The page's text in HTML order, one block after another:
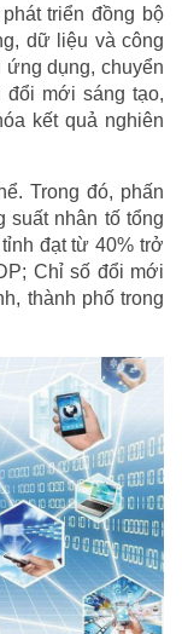
triển đồng bộ
dữ liệu và công
dụng, chuyển
đổi mới sáng tạo,
kết quả nghiên
Trong đó, phấn
suất nhân tố tổng
đạt từ 40% trở
Chỉ số đổi mới
thành phố trong